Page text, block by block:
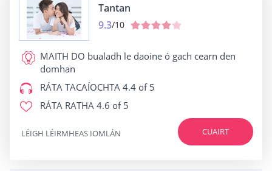
Tantan
9.3/10
MAITH DO bualadh le daoine ó gach cearn den
domhan
RÁTA TACAÍOCHTA 4.4 of 5
RÁTA RATHA 4.6 of 5
CUAIRT
LÉIGH LÉIRMHEAS IOMLÁN